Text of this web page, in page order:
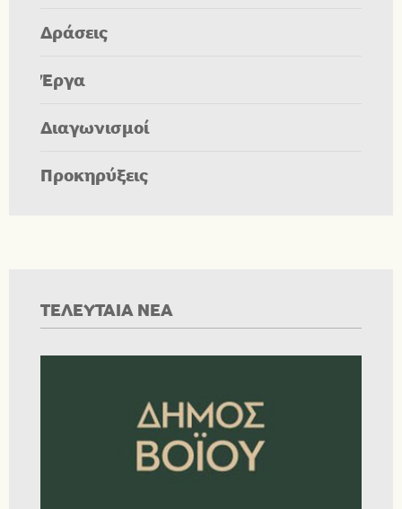
Δράσεις
Έργα
Διαγωνισμοί
Προκηρύξεις
ΤΕΛΕΥΤΑΙΑ ΝΕΑ